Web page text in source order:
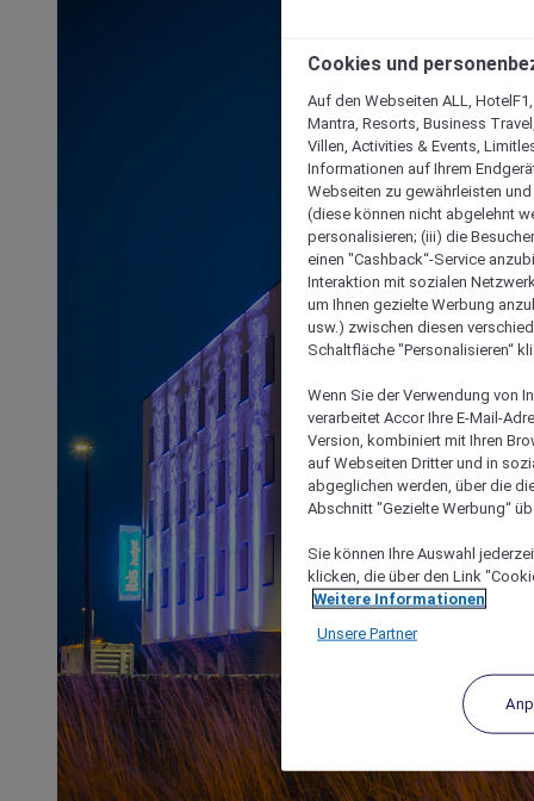
Cookies und
Auf den Webseiten ALL,
Mantra, Resorts, Business
Villen, Activities & Events,
Informationen auf Ihrem
Webseiten zu gewährleisten
(diese können nicht abgelehnt
personalisieren; (iii) die
einen "Cashback“-Service
Interaktion mit sozialen
um Ihnen gezielte Werbung
usw.) zwischen diesen
Schaltfläche "Personalisieren“
Wenn Sie der Verwendung von
verarbeitet Accor Ihre E-Mail-
Version, kombiniert mit Ihren
auf Webseiten Dritter und in
abgeglichen werden, über die
Abschnitt "Gezielte Werbung“
Sie können Ihre Auswahl
klicken, die über den Link
Weitere Informationen
Unsere Partner